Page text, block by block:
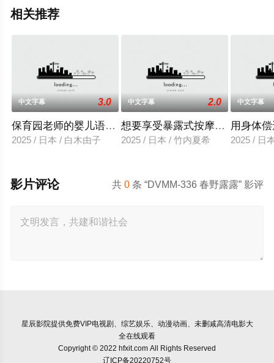
相关推荐
中文字幕 3.0
保育园老师的婴儿语让人超兴奋
2025 / 日本 / 白木由子
中文字幕 2.0
想要享受暴露式按摩的已婚女子
2025 / 日本 / 竹内夏希
中文字幕
用身体
2025 / 日
共0 条 “DVMM-336 春野露露” 影评
影片评论
星辰影院提供免费VIP电视剧、综艺娱乐、动漫动画、未删减高清电影大
全在线观看
Copyright © 2022 hfxit.com All Rights Reserved
辽ICP备20220752号